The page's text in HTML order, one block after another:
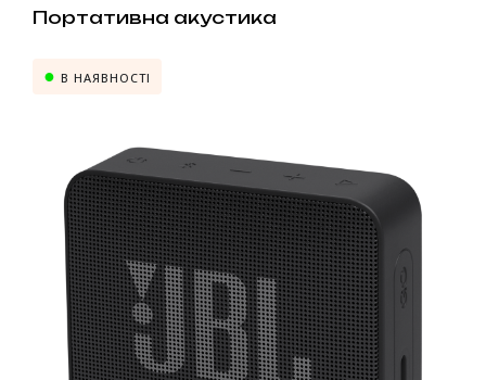
Портативна акустика
В НАЯВНОСТІ